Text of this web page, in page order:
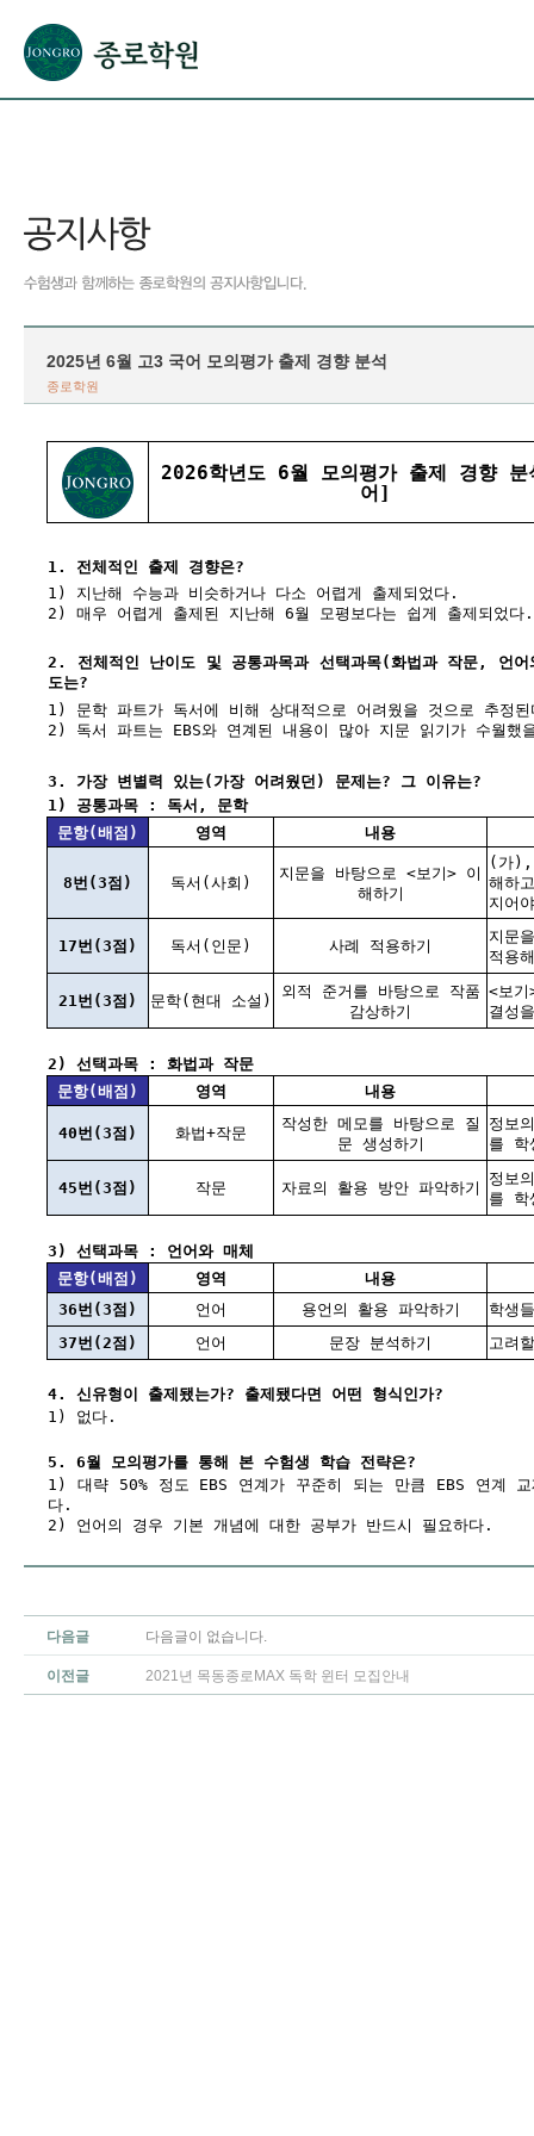
2025년 6월 고3 국어 모의평가 출제 경향 분석
종로학원
2026학년도 6월 모의평가 출제 경향
어]
1. 전체적인 출제 경향은?
1) 지난해 수능과 비슷하거나 다소 어렵게 출제되었다.
2) 매우 어렵게 출제된 지난해 6월 모평보다는 쉽게 출제되었다.
2. 전체적인 난이도 및 공통과목과 선택과목(화법과 작문, 언
도는?
1) 문학 파트가 독서에 비해 상대적으로 어려웠을 것으로 추정
2) 독서 파트는 EBS와 연계된 내용이 많아 지문 읽기가 수월했
3. 가장 변별력 있는(가장 어려웠던) 문제는? 그 이유는?
1) 공통과목 : 독서, 문학
문항(배점)
영역 내용
8번(3점) 독서(사회)
지문을 바탕으로 <보기> 이
해하기
(가),
해하
지어
17번(3점) 독서(인문) 사례 적용하기
지문
적용
21번(3점) 문학(현대 소설)
외적 준거를 바탕으로 작품
감상하기
<보
결성
2) 선택과목 : 화법과 작문
문항(배점)
영역 내용
40번(3점) 화법+작문
작성한 메모를 바탕으로 질
문 생성하기
정보
를 학
45번(3점) 작문 자료의 활용 방안 파악하기
정보
를 학
3) 선택과목 : 언어와 매체
문항(배점)
영역
내용
36번(3점)
언어 용언의 활용 파악하기
학생
37번(2점)
언어 문장 분석하기 고려
4. 신유형이 출제됐는가? 출제됐다면 어떤 형식인가?
1) 없다.
5. 6월 모의평가를 통해 본 수험생 학습 전략은?
1) 대략 50% 정도 EBS 연계가 꾸준히 되는 만큼 EBS 연계 교
다.
2) 언어의 경우 기본 개념에 대한 공부가 반드시 필요하다.
다음글 다음글이 없습니다.
이전글 2021년 목동종로MAX 독학 윈터 모집안내